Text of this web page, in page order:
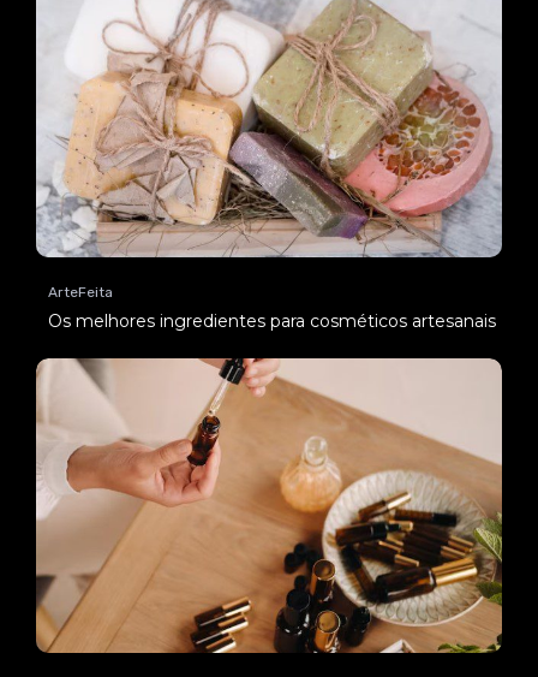
ArteFeita
Os melhores ingredientes para cosméticos artesanais